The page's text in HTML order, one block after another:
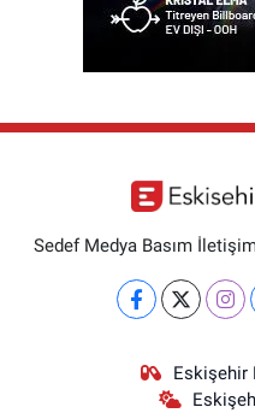
Sedef Medya Basım
Eskişehir